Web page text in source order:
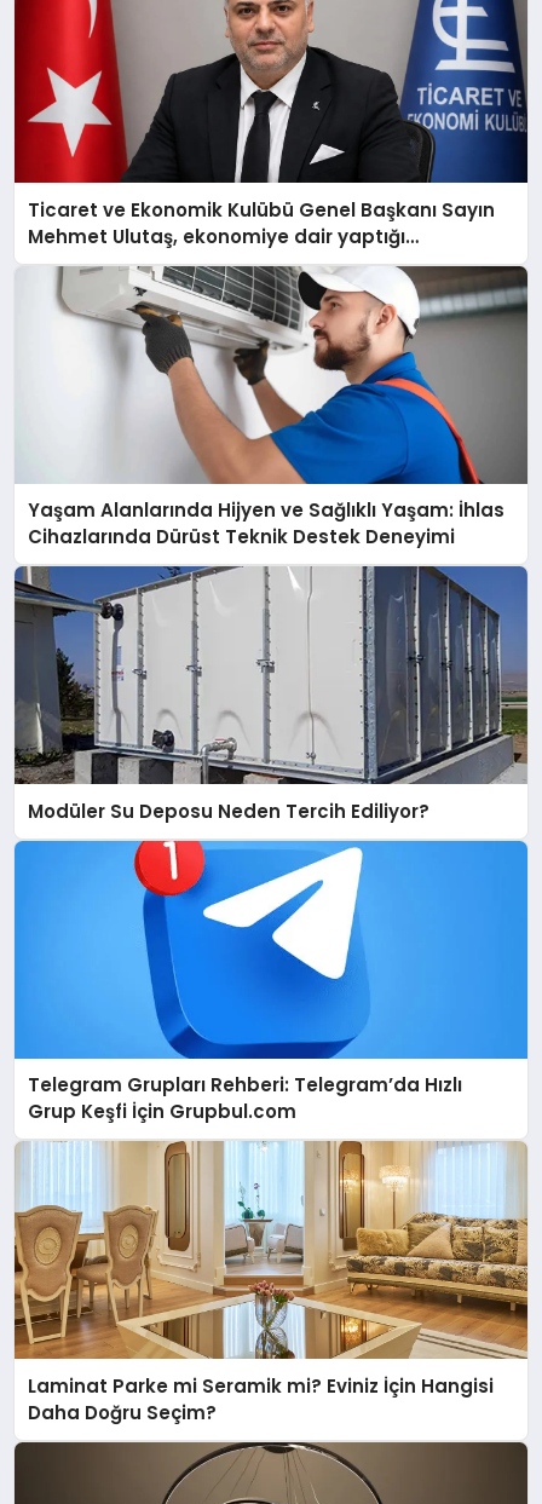
Ticaret ve Ekonomik Kulübü Genel Başkanı Sayın
Mehmet Ulutaş, ekonomiye dair yaptığı
açıklamada şunları kaydetti:
Yaşam Alanlarında Hijyen ve Sağlıklı Yaşam: İhlas
Cihazlarında Dürüst Teknik Destek Deneyimi
Modüler Su Deposu Neden Tercih Ediliyor?
Telegram Grupları Rehberi: Telegram’da Hızlı
Grup Keşfi İçin Grupbul.com
Laminat Parke mi Seramik mi? Eviniz İçin Hangisi
Daha Doğru Seçim?